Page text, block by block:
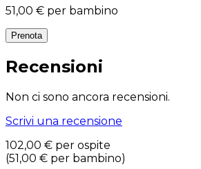
51,00 € per bambino
Prenota
Recensioni
Non ci sono ancora recensioni.
Scrivi una recensione
102,00 € per ospite
(51,00 € per bambino)